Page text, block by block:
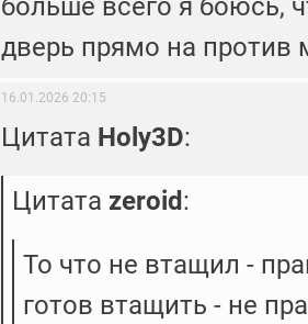
больше всего я боюсь,
дверь прямо на против
16.01.2026 20:15
Цитата Holy3D:
Цитата zeroid :
То что не втащил -
готов втащить - не